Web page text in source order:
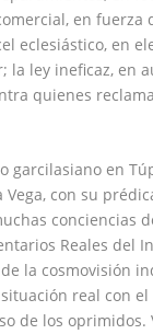
en fuerza
eclesiástico, en
la ley ineficaz, en
quienes
garcilasiano en
Vega, con su
conciencias
Reales del
la cosmovisión
real con
de los oprimidos.